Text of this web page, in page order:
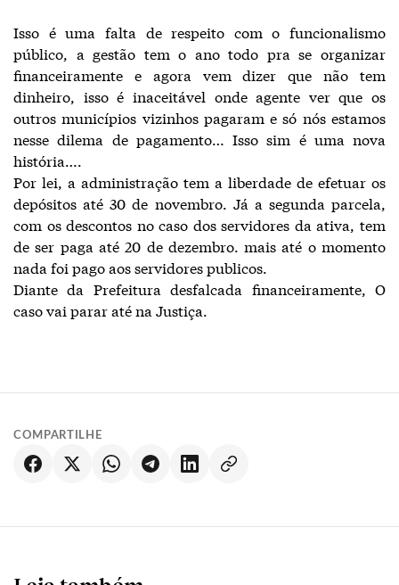
Isso é uma falta de respeito com o funcionalismo
público, a gestão tem o ano todo pra se organizar
financeiramente e agora vem dizer que não tem
dinheiro, isso é inaceitável onde agente ver que os
outros municípios vizinhos pagaram e só nós estamos
nesse dilema de pagamento… Isso sim é uma nova
história….
Por lei, a administração tem a liberdade de efetuar os
depó­sitos até 30 de novembro. Já a segunda parcela,
com os des­contos no caso dos servidores da ativa, tem
de ser paga até 20 de dezembro. mais até o momento
nada foi pago aos servidores publicos.
Diante da Prefeitura desfal­cada financeiramente, O
caso vai parar até na Justiça.
COMPARTILHE